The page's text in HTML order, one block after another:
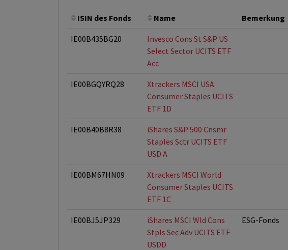
ISIN des Fonds Name Bemerkung
IE00B435BG20
Invesco Cons St S&P US
Select Sector UCITS ETF
Acc
IE00BGQYRQ28
Xtrackers MSCI USA
Consumer Staples UCITS
ETF 1D
IE00B40B8R38
iShares S&P 500 Cnsmr
Staples Sctr UCITS ETF
USD A
IE00BM67HN09
Xtrackers MSCI World
Consumer Staples UCITS
ETF 1C
IE00BJ5JP329
iShares MSCI Wld Cons
Stpls Sec Adv UCITS ETF
USDD
ESG-Fonds